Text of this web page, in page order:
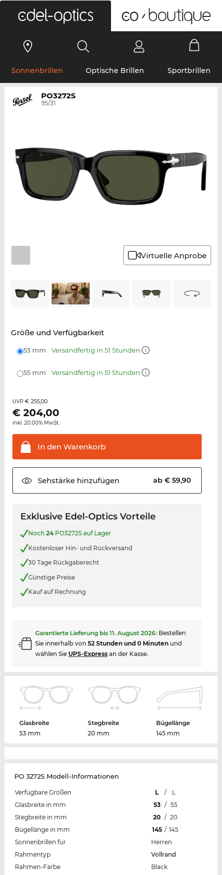
Sonnenbrillen Optische Brillen Sportbrillen
PO3272S
95/31
Virtuelle Anprobe
Größe und Verfügbarkeit
53 mm Versandfertig in 51 Stunden
55 mm Versandfertig in 51 Stunden
UVP € 255,00
€ 204,00
inkl. 20.00% MwSt.
In den Warenkorb
Sehstärkehinzufügen ab € 59,90
Exklusive Edel-Optics Vorteile
Noch 24PO3272S auf Lager
Kostenloser Hin- und Rückversand
30 Tage Rückgaberecht
Günstige Preise
Kauf auf Rechnung
Garantierte Lieferung bis 11. August 2026: Bestellen
Sie innerhalb von 52 Stunden und 0 Minutenund
wählen Sie UPS-Expressan der Kasse.
Glasbreite
53 mm
Stegbreite
20 mm
Bügellänge
145 mm
PO 3272S Modell-Informationen
Verfügbare Größen L /
L
Glasbreite in mm
53 / 55
Stegbreite in mm
20 / 20
Bügellänge in mm
145 / 145
Sonnenbrillen für
Herren
Rahmentyp
Vollrand
Rahmen-Farbe
Black